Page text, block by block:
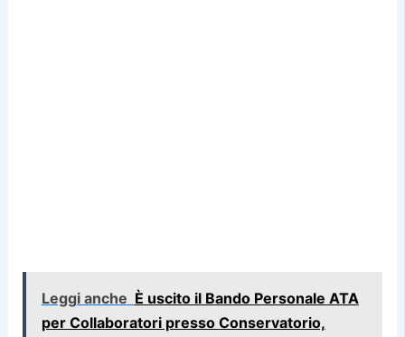
Leggi anche È uscito il Bando Personale ATA
per Collaboratori presso Conservatorio,